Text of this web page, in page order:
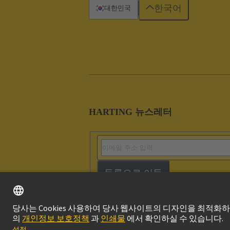
HARTING 뉴스레터
등록으로 이동
대한민국 한국어